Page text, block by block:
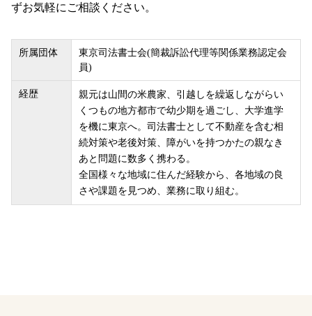
ずお気軽にご相談ください。
所属団体
東京司法書士会(簡裁訴訟代理等関係業務認定会
員)
経歴
親元は山間の米農家、引越しを繰返しながらい
くつもの地方都市で幼少期を過ごし、大学進学
を機に東京へ。司法書士として不動産を含む相
続対策や老後対策、障がいを持つかたの親なき
あと問題に数多く携わる。
全国様々な地域に住んだ経験から、各地域の良
さや課題を見つめ、業務に取り組む。